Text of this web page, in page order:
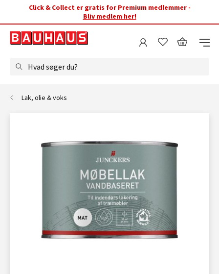
Click & Collect er gratis for Premium medlemmer -
Bliv medlem her!
Hvad søger du?
Lak, olie & voks